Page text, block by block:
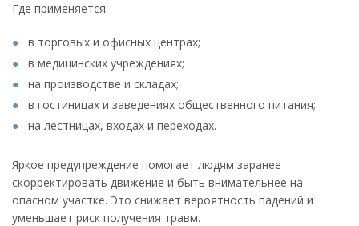
Где применяется:
в торговых и офисных центрах;
в медицинских учреждениях;
на производстве и складах;
в гостиницах и заведениях общественного питания;
на лестницах, входах и переходах.
Яркое предупреждение помогает людям заранее
скорректировать движение и быть внимательнее на
опасном участке. Это снижает вероятность падений и
уменьшает риск получения травм.